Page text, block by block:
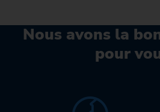
Nous avons la
pour